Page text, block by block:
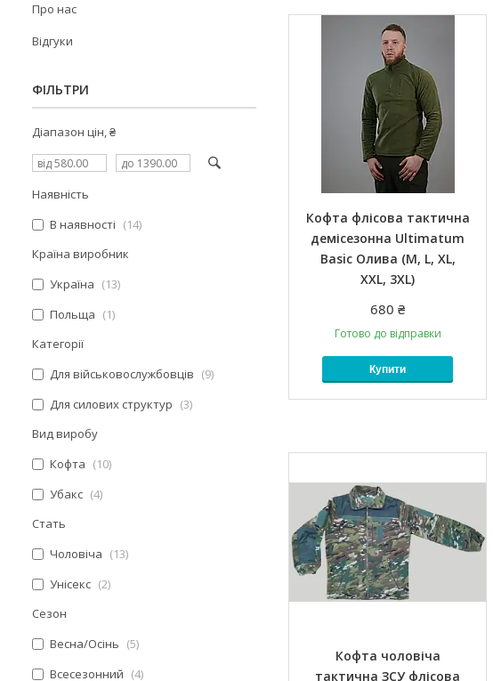
Кофта флісова тактична
демісезонна Ultimatum
Basic Олива (M, L, XL,
XXL, 3XL)
680 ₴
Готово до відправки
Купити
Кофта чоловіча
тактична ЗСУ флісова
Про нас
Відгуки
ФІЛЬТРИ
Діапазон цін, ₴
Наявність
В наявності
14
Країна виробник
Україна
13
Польща
1
Категорії
Для військовослужбовців
9
Для силових структур
3
Вид виробу
Кофта
10
Убакс
4
Стать
Чоловіча
13
Унісекс
2
Сезон
Весна/Осінь
5
Всесезонний
4